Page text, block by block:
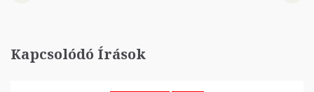
Kapcsolódó Írások